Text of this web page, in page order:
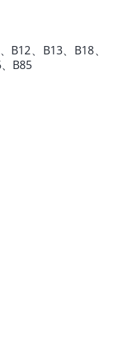
B12、B13、B18、
B85